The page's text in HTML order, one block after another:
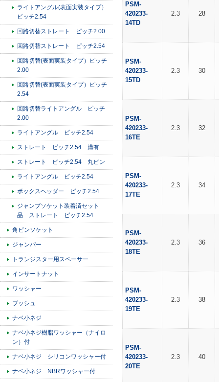
ライトアングル(表面実装タイプ）
ピッチ2.54
回路切替ストレート ピッチ2.00
回路切替ストレート ピッチ2.54
回路切替(表面実装タイプ）ピッチ
2.00
回路切替(表面実装タイプ）ピッチ
2.54
回路切替ライトアングル ピッチ
2.00
ライトアングル ピッチ2.54
ストレート ピッチ2.54 溝有
ストレート ピッチ2.54 丸ピン
ライトアングル ピッチ2.54
ボックスヘッダー ピッチ2.54
ジャンプソケット装着済セット
品 ストレート ピッチ2.54
角ピンソケット
ジャンパー
トランジスター用スペーサー
インサートナット
ワッシャー
ブッシュ
ナベ小ネジ
ナベ小ネジ樹脂ワッシャー（ナイロ
ン）付
ナベ小ネジ シリコンワッシャー付
ナベ小ネジ NBRワッシャー付
PSM-
420233-
14TD
2.3 28
PSM-
420233-
15TD
2.3 30
PSM-
420233-
16TE
2.3 32
PSM-
420233-
17TE
2.3 34
PSM-
420233-
18TE
2.3 36
PSM-
420233-
19TE
2.3 38
PSM-
420233-
20TE
2.3 40